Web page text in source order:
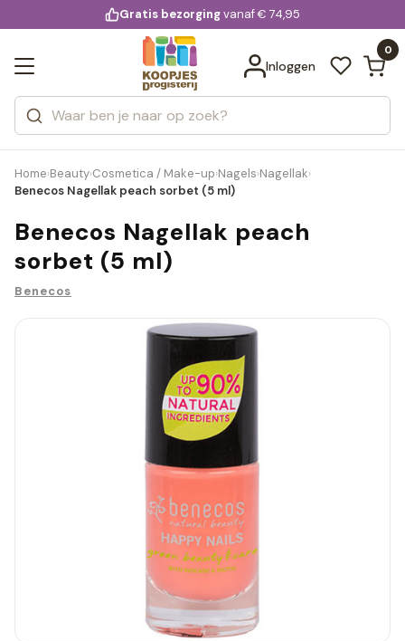
voor 20:00 uur besteld
Gratis bezorgingvanaf € 74,95
Inloggen
0
Zoeken
Categorieën
Merken
Bekijk alle resultaten
Home›Beauty›Cosmetica / Make-up›Nagels›Nagellak›
Benecos Nagellak peach sorbet (5 ml)
Benecos Nagellak peach
sorbet (5 ml)
Benecos